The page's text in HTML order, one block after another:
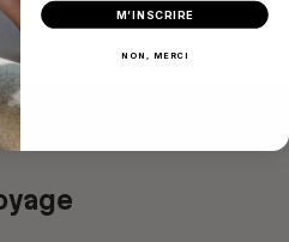
M’INSCRIRE
NON, MERCI